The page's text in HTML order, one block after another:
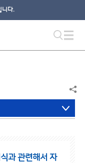
니다.
과 관련해서 자